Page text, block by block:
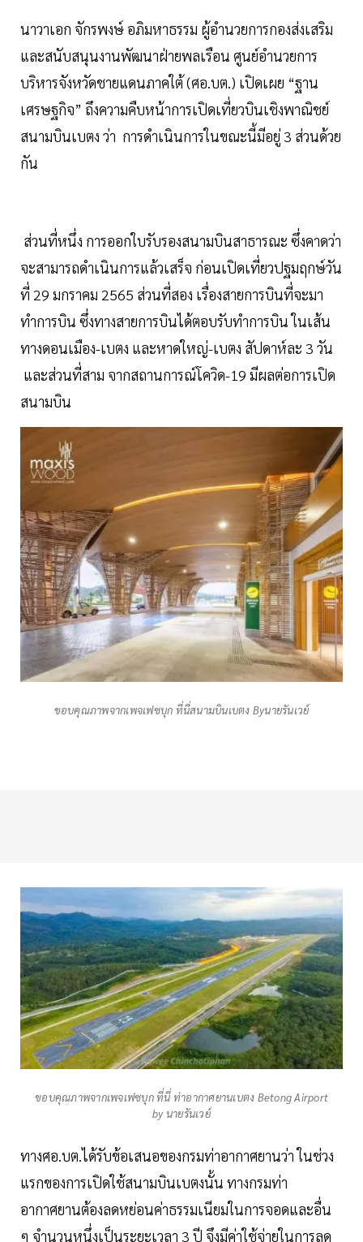
นาวาเอก จักรพงษ์ อภิมหาธรรม ผู้อำนวยการกองส่งเสริม
และสนับสนุนงานพัฒนาฝ่ายพลเรือน ศูนย์อำนวยการ
บริหารจังหวัดชายแดนภาคใต้ (ศอ.บต.) เปิดเผย “ฐาน
เศรษฐกิจ” ถึงความคืบหน้าการเปิดเที่ยวบินเชิงพาณิชย์
สนามบินเบตง ว่า การดำเนินการในขณะนี้มีอยู่ 3 ส่วนด้วย
กัน
ส่วนที่หนึ่ง การออกใบรับรองสนามบินสาธารณะ ซึ่งคาดว่า
จะสามารถดำเนินการแล้วเสร็จ ก่อนเปิดเที่ยวปฐมฤกษ์วัน
ที่ 29 มกราคม 2565 ส่วนที่สอง เรื่องสายการบินที่จะมา
ทำการบิน ซึ่งทางสายการบินได้ตอบรับทำการบิน ในเส้น
ทางดอนเมือง-เบตง และหาดใหญ่-เบตง สัปดาห์ละ 3 วัน
และส่วนที่สาม จากสถานการณ์โควิด-19 มีผลต่อการเปิด
สนามบิน
ขอบคุณภาพจากเพจเฟซบุก ที่นี่สนามบินเบตง Byนายรันเวย์
ขอบคุณภาพจากเพจเฟซบุก ที่นี่ ท่าอากาศยานเบตง Betong Airport
by นายรันเวย์
ทางศอ.บต.ได้รับข้อเสนอของกรมท่าอากาศยานว่า ในช่วง
แรกของการเปิดใช้สนามบินเบตงนั้น ทางกรมท่า
อากาศยานต้องลดหย่อนค่าธรรมเนียมในการจอดและอื่น
ๆ จำนวนหนึ่งเป็นระยะเวลา 3 ปี จึงมีค่าใช้จ่ายในการลด